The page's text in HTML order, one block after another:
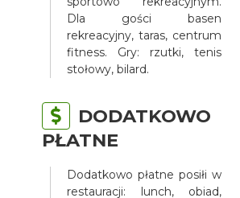
Dla gości basen
rekreacyjny, taras, centrum
fitness. Gry: rzutki, tenis
stołowy, bilard.
DODATKOWO
PŁATNE
Dodatkowo płatne posiłi w
restauracji: lunch, obiad,